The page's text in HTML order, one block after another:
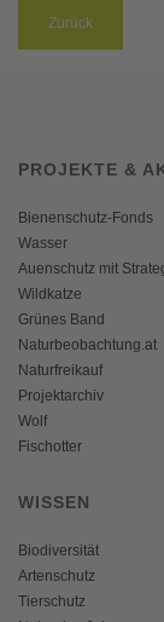
Zurück
PROJEKTE &
Bienenschutz-Fonds
Wasser
Auenschutz mit
Wildkatze
Grünes Band
Naturbeobachtung.at
Naturfreikauf
Projektarchiv
Wolf
Fischotter
WISSEN
Biodiversität
Artenschutz
Tierschutz